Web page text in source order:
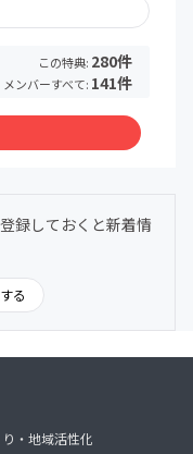
備考欄」にお名前
公式LINEで配信、
ます。
ることが多いです。
グのようなもの）で
この特典: 280件
メンバーすべて: 141件
録しておくと新着情
る
・地域活性化